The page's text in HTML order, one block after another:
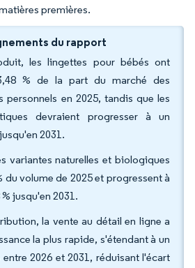
premières.
du rapport
les lingettes pour bébés ont
% de la part du marché des
personnels en 2025, tandis que les
devraient progresser à un
2031.
variantes naturelles et biologiques
du volume de 2025 et progressent à
jusqu'en 2031.
la vente au détail en ligne a
la plus rapide, s'étendant à un
2026 et 2031, réduisant l'écart